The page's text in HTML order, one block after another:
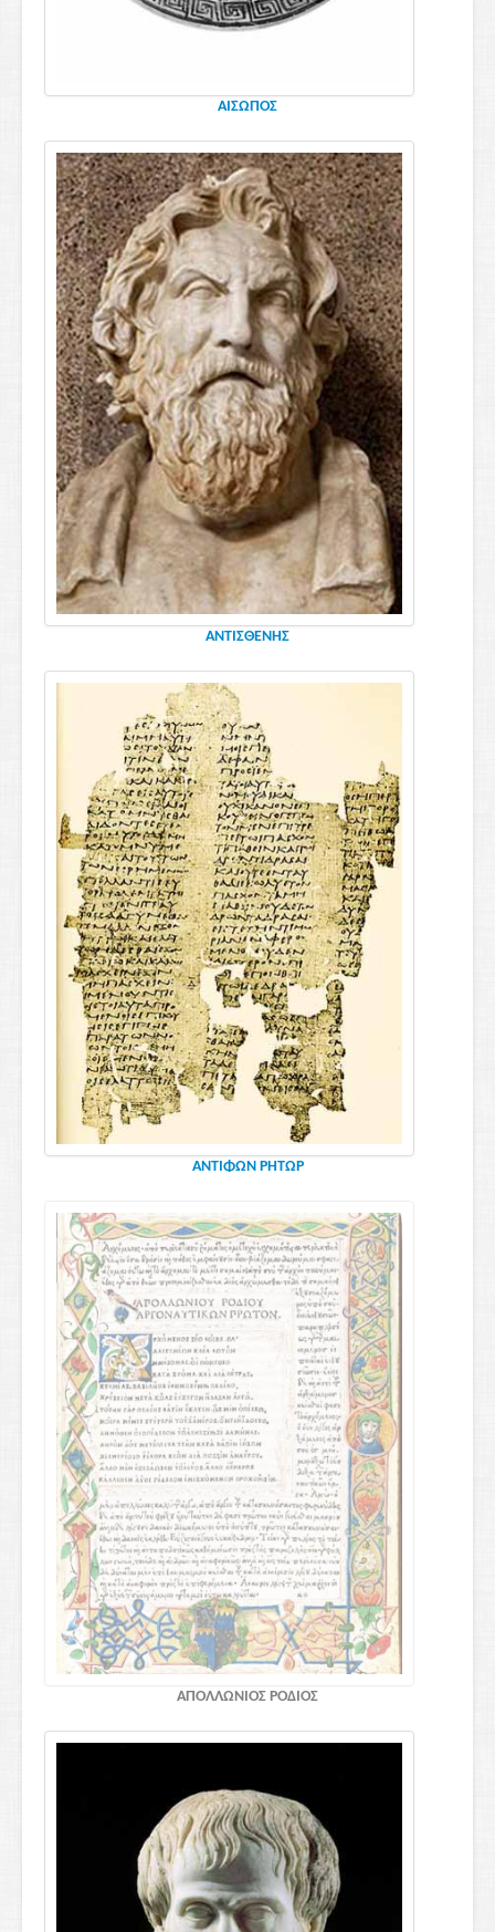
ΑΙΣΩΠΟΣ
ΑΝΤΙΣΘΕΝΗΣ
ΑΝΤΙΦΩΝ ΡΗΤΩΡ
ΑΠΟΛΛΩΝΙΟΣ ΡΟΔΙΟΣ